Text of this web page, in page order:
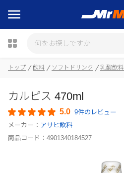
トップ 飲料 ソフトドリンク 乳酸飲料
カルピス 470ml
5.0 9件のレビュー
メーカー： アサヒ飲料
商品コード： 4901340184527